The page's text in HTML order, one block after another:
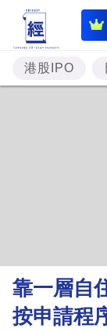
即
港股IPO
靠一層自
按申請程